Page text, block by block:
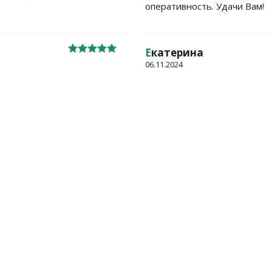
оперативность. Удачи Вам!
Екатерина
06.11.2024